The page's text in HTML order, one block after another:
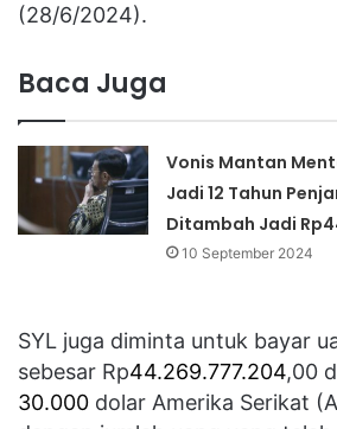
(28/6/2024).
Baca Juga
Vonis Mantan
Jadi 12 Tahun
Ditambah Jadi
10 September 2024
SYL juga diminta untuk bayar
sebesar Rp44.269.777.204,00
30.000 dolar Amerika Serikat